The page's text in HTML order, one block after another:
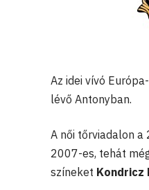
Az idei vívó
lévő Antonyban.
A női tőrviadalon
2007-es, tehát
színeket Kondricz